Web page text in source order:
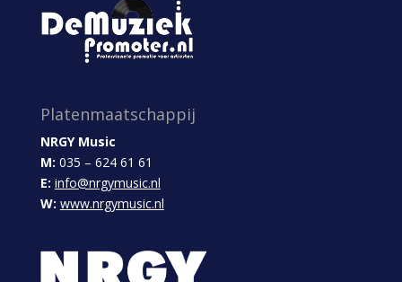
Platenmaatschappij
NRGY Music
M: 035 – 624 61 61
E: info@nrgymusic.nl
W: www.nrgymusic.nl